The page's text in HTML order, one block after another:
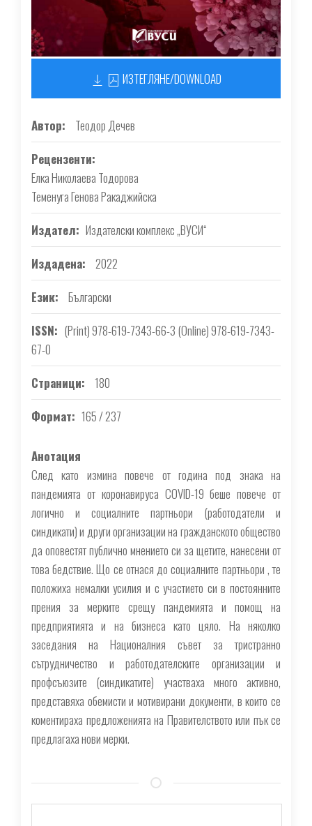
ИЗТЕГЛЯНЕ/DOWNLOAD
Автор
Теодор Дечев
Рецензенти
Елка Николаева Тодорова
Теменуга Генова Ракаджийска
Издател Издателски комплекс „ВУСИ“
Издадена
2022
Език
Български
ISSN
(Print) 978-619-7343-66-3 (Online) 978-619-7343-
67-0
Страници
180
Формат 165 / 237
Анотация
След като измина повече от година под знака на
пандемията от коронавируса COVID-19 беше повече от
логично и социалните партньори (работодатели и
синдикати) и други организации на гражданското общество
да оповестят публично мнението си за щетите, нанесени от
това бедствие. Що се отнася до социалните партньори , те
положиха немалки усилия и с участието си в постоянните
прения за мерките срещу пандемията и помощ на
предприятията и на бизнеса като цяло. На няколко
заседания на Националния съвет за тристранно
сътрудничество и работодателските организации и
профсъюзите (синдикатите) участваха много активно,
представяха обемисти и мотивирани документи, в които се
коментираха предложенията на Правителството или пък се
предлагаха нови мерки.